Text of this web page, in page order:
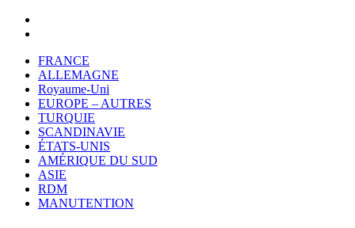
FRANCE
ALLEMAGNE
Royaume-Uni
EUROPE – AUTRES
TURQUIE
SCANDINAVIE
ÉTATS-UNIS
AMÉRIQUE DU SUD
ASIE
RDM
MANUTENTION